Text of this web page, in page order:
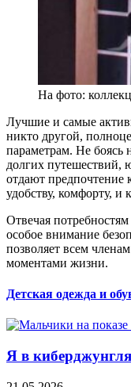
На фото:
Лучшие и самые
никто другой,
параметрам. Не боясь
долгих путешествий,
отдают предпочтение
удобству, комфорту, и
Отвечая
особое внимание
позволяет всем
моментами жизни.
Детская одежда и
Я в